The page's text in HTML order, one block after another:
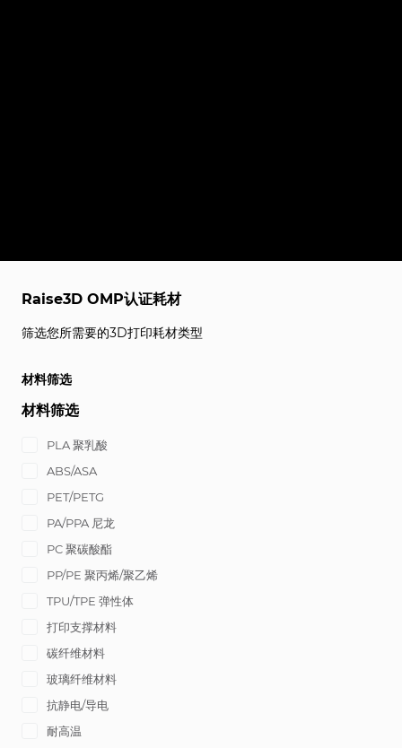
Raise3D OMP认证耗材
筛选您所需要的3D打印耗材类型
材料筛选
材料筛选
PLA 聚乳酸
ABS/ASA
PET/PETG
PA/PPA 尼龙
PC 聚碳酸酯
PP/PE 聚丙烯/聚乙烯
TPU/TPE 弹性体
打印支撑材料
碳纤维材料
玻璃纤维材料
抗静电/导电
耐高温